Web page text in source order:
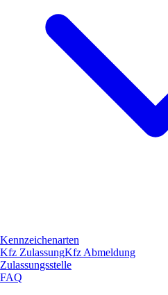
Kennzeichenarten
Kfz ZulassungKfz Abmeldung
Zulassungsstelle
FAQ